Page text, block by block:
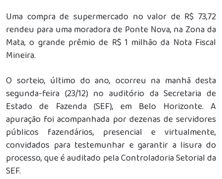
Uma compra de supermercado no valor de R$ 73,72
rendeu para uma moradora de Ponte Nova, na Zona da
Mata, o grande prêmio de R$ 1 milhão da Nota Fiscal
Mineira.
O sorteio, último do ano, ocorreu na manhã desta
segunda-feira (23/12) no auditório da Secretaria de
Estado de Fazenda (SEF), em Belo Horizonte. A
apuração foi acompanhada por dezenas de servidores
públicos fazendários, presencial e virtualmente,
convidados para testemunhar e garantir a lisura do
processo, que é auditado pela Controladoria Setorial da
SEF.